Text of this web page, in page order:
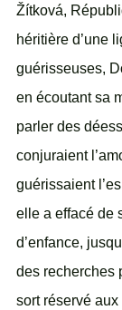
Žítková,
héritière d’une
guérisseuses,
en écoutant sa
parler des
conjuraient
guérissaient
elle a effacé de
d’enfance,
des recherches
sort réservé